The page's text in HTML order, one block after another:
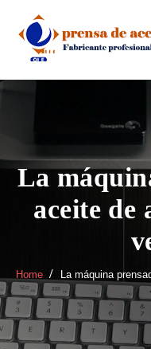
content
La
aceite de
Home La máquina